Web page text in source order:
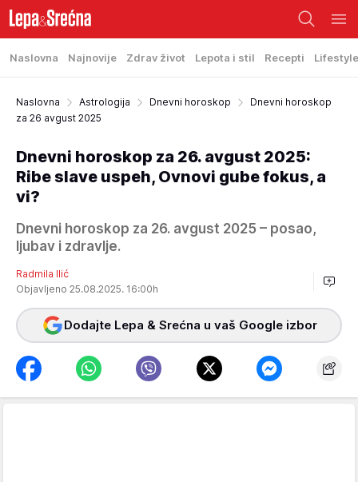
Naslovna Najnovije Zdrav život Lepota i stil Recepti Lifestyle
Naslovna Astrologija Dnevni horoskop
Dnevni horoskop
za 26 avgust 2025
Dnevni horoskop za 26. avgust 2025:
Ribe slave uspeh, Ovnovi gube fokus, a
vi?
Dnevni horoskop za 26. avgust 2025 – posao,
ljubav i zdravlje.
Radmila Ilić
Objavljeno 25.08.2025. 16:00h
Dodajte Lepa & Srećna u vaš Google izbor